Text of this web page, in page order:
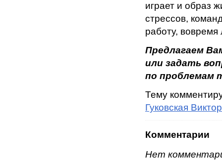
играет и образ
стрессов,
работу,
Предлагаем
или задать
по проблемам
Тему
Гуковская
Комментарии
Нет